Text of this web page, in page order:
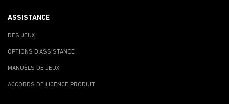
ASSISTANCE
DES JEUX
OPTIONS D'ASSISTANCE
MANUELS DE JEUX
ACCORDS DE LICENCE PRODUIT